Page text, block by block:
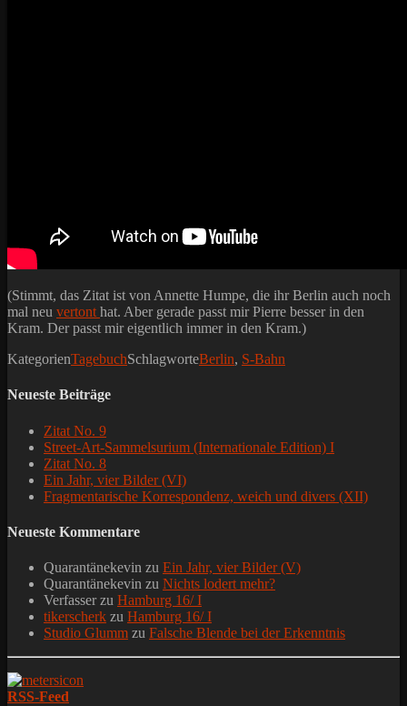
(Stimmt, das Zitat ist von Annette Humpe, die ihr Berlin auch noch
mal neu vertont hat. Aber gerade passt mir Pierre besser in den
Kram. Der passt mir eigentlich immer in den Kram.)
KategorienTagebuchSchlagworteBerlin, S-Bahn
Neueste Beiträge
Zitat No. 9
Street-Art-Sammelsurium (Internationale Edition) I
Zitat No. 8
Ein Jahr, vier Bilder (VI)
Fragmentarische Korrespondenz, weich und divers (XII)
Neueste Kommentare
Quarantänekevin zu Ein Jahr, vier Bilder (V)
Quarantänekevin zu Nichts lodert mehr?
Verfasserzu Hamburg 16/ I
tikerscherk zu Hamburg 16/ I
Studio Glumm zu Falsche Blende bei der Erkenntnis
RSS-Feed